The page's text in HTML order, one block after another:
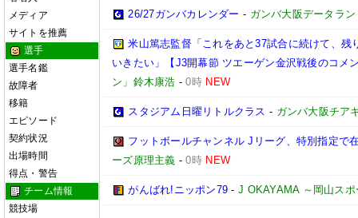
メディア
サイトを推薦
選手
選手名鑑
故障者
移籍
エピソード
契約状況
出場時間
得点・警告
チーム情報
競技場
26/27ガンバカレンダー - ガンバ大阪データラ
米山篤志監督「これをあと37試合に続けて、
いきたい」【J3開幕節 ツエーゲン金沢戦後のコメ
ン」鈴木康浩 -0時 NEW
スタジアム日曜リトルクラス - ガンバ大阪チア
フットボールチャンネル Jリーグ、特別指定で
ーズ原理主義 -0時 NEW
がんばれ!ニッポン79 -J OKAYAMA ～岡山ス